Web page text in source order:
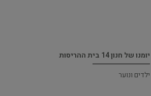
יומנו של חנון 14 בית ההריסות
ילדים ונוער